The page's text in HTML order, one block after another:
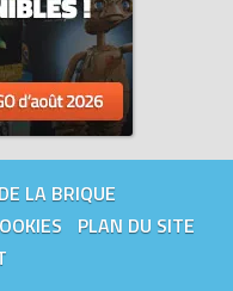
LA BRIQUE
PLAN DU SITE